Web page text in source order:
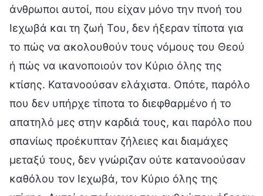
άνθρωποι αυτοί, που είχαν μόνο την πνοή του
Ιεχωβά και τη ζωή Του, δεν ήξεραν τίποτα για
το πώς να ακολουθούν τους νόμους του Θεού
ή πώς να ικανοποιούν τον Κύριο όλης της
κτίσης. Κατανοούσαν ελάχιστα. Οπότε, παρόλο
που δεν υπήρχε τίποτα το διεφθαρμένο ή το
απατηλό μες στην καρδιά τους, και παρόλο που
σπανίως προέκυπταν ζήλειες και διαμάχες
μεταξύ τους, δεν γνώριζαν ούτε κατανοούσαν
καθόλου τον Ιεχωβά, τον Κύριο όλης της